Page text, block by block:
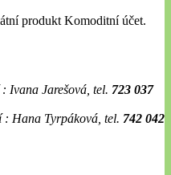
produkt Komoditní účet.
Ivana Jarešová, tel. 723 037
: Hana Tyrpáková, tel. 742 042